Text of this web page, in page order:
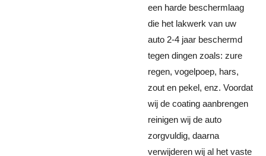
een harde beschermlaag
die het lakwerk van uw
auto 2-4 jaar beschermd
tegen dingen zoals: zure
regen, vogelpoep, hars,
zout en pekel, enz. Voordat
wij de coating aanbrengen
reinigen wij de auto
zorgvuldig, daarna
verwijderen wij al het vaste